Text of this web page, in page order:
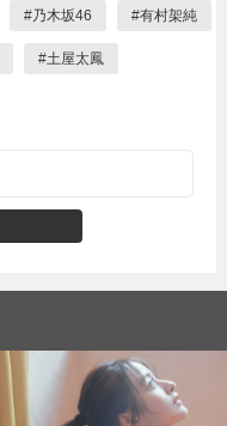
#乃木坂46 #有村架純
#土屋太鳳